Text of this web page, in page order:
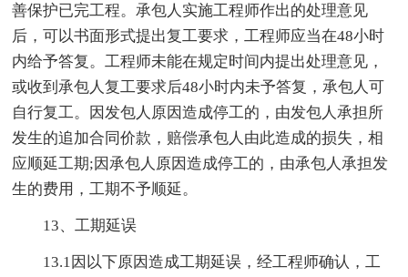
善保护已完工程。承包人实施工程师作出的处理意见
后，可以书面形式提出复工要求，工程师应当在48小时
内给予答复。工程师未能在规定时间内提出处理意见，
或收到承包人复工要求后48小时内未予答复，承包人可
自行复工。因发包人原因造成停工的，由发包人承担所
发生的追加合同价款，赔偿承包人由此造成的损失，相
应顺延工期;因承包人原因造成停工的，由承包人承担发
生的费用，工期不予顺延。
13、工期延误
13.1因以下原因造成工期延误，经工程师确认，工